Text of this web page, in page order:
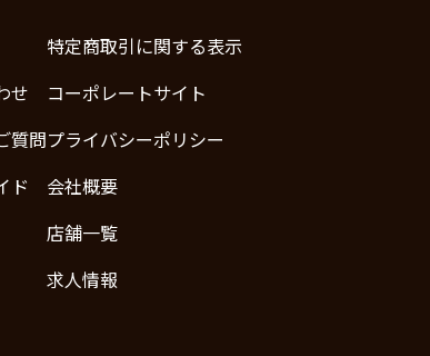
せ
質問
ド
特定商取引に関する表示
コーポレートサイト
プライバシーポリシー
会社概要
店舗一覧
求人情報